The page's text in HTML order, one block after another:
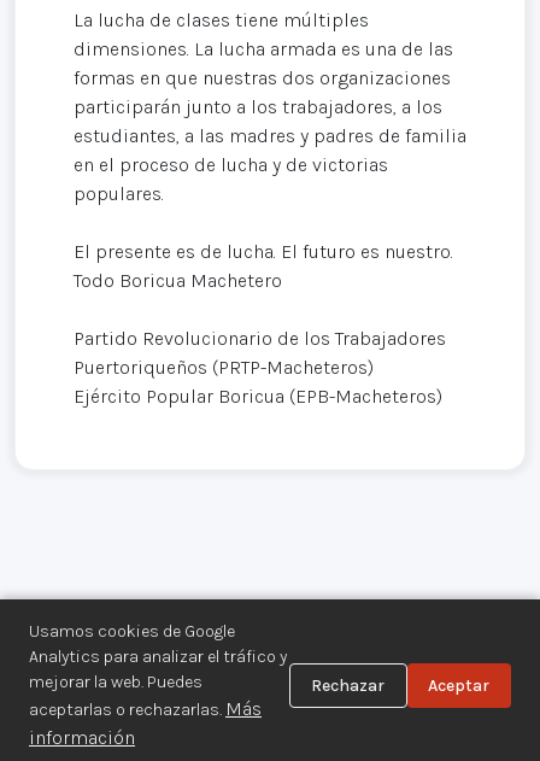
Usamos cookies de Google
Analytics para analizar el tráfico y
mejorar la web. Puedes
aceptarlas o rechazarlas. Más
información
Rechazar Aceptar
La lucha de clases tiene múltiples
dimensiones. La lucha armada es una de las
formas en que nuestras dos organizaciones
participarán junto a los trabajadores, a los
estudiantes, a las madres y padres de familia
en el proceso de lucha y de victorias
populares.
El presente es de lucha. El futuro es nuestro.
Todo Boricua Machetero
Partido Revolucionario de los Trabajadores
Puertoriqueños (PRTP-Macheteros)
Ejército Popular Boricua (EPB-Macheteros)
Centro de Documentación de los
Movimientos Armados©
Aviso legal·Privacidad